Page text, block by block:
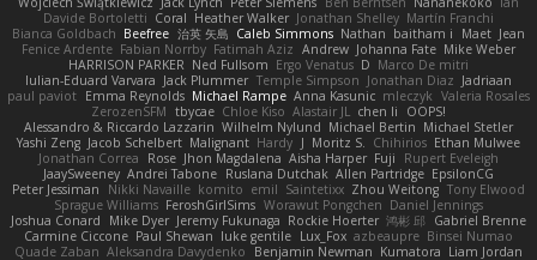
Davide Bortoletti Coral Heather Walker Jonathan Shelley Martín Franchi
Bianca Goldbach Beefree 治英 矢島 Caleb Simmons Nathan baitham i Maet Jean
Fenice Ardente Fabian Norrby Fatimah Aziz Andrew Johanna Fate Mike Weber
HARRISON PARKER Ned Fullsom Ergo Venatus D Marco De mitri
Iulian-Eduard Varvara Jack Plummer Temple Simpson Jonathan Diaz Jadriaan
paul paviot Emma Reynolds Michael Rampe Anna Kasunic mleczyk Valeria Rosales
ZerozenSFM tbycae Chloe Kiso Alastair JL chen li
OOPS!
Alessandro & Riccardo Lazzarin Wilhelm Nylund Michael Bertin Michael Stetler
Yashi Zeng Jacob Schelbert Malignant Hardy J Moritz S. Chihirios Ethan Mulwee
Jonathan Correa
Rose Jhon Magdalena Aisha Harper Fuji
Rupert Eveleigh
JaaySweeney Andrei Tabone Ruslana Dutchak Allen Partridge EpsilonCG
Peter Jessiman
Nikki Navaille komito emil Saintetixx Zhou Weitong Tony Elwood
Sprague Williams FeroshGirlSims Worawut Pongchen Daniel Jennings
Joshua Conard
Mike Dyer Jeremy Fukunaga Rockie Hoerter 鸿彬 邱 Gabriel Brenne
Carmine Ciccone Paul Shewan luke gentile Lux_Fox azbeaupre Binsei Numao
Quade Zaban Aleksandra Davydenko Benjamin Newman Kumatora Liam Jordan